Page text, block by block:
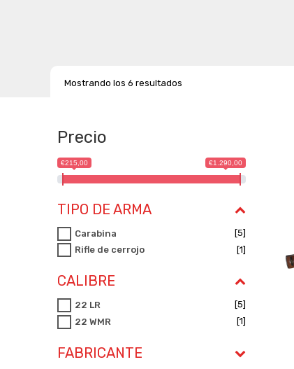
Mostrando los 6 resultados
Precio
€215,00 €1.290,00
TIPO DE ARMA
Carabina
[5]
Rifle de cerrojo
[1]
CALIBRE
22 LR
[5]
22 WMR
[1]
FABRICANTE